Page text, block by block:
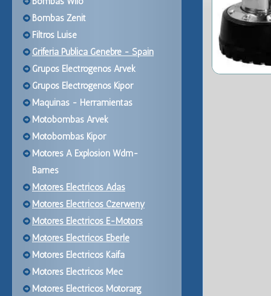
Bombas Zenit
Filtros Luise
Griferia Publica Genebre - Spain
Grupos Electrogenos Arvek
Grupos Electrogenos Kipor
Maquinas - Herramientas
Motobombas Arvek
Motobombas Kipor
Motores A Explosion Wdm-
Barnes
Motores Electricos Adas
Motores Electricos Czerweny
Motores Electricos E-Motors
Motores Electricos Eberle
Motores Electricos Kaifa
Motores Electricos Mec
Motores Electricos Motorarg